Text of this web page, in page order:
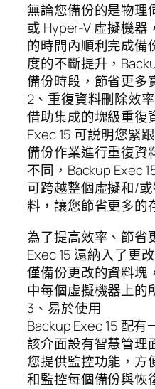
無論您備份的是物理
或 Hyper-V 虛擬機
的時間內順利完成備
度的不斷提升，
備份時段，節省更多
2、重復資料刪除效
借助集成的塊級重復
Exec 15 可説明您緊
備份作業進行重復資
不同，Backup Exec
可跨越整個虛擬和/
料，讓您節省更多的
為了提高效率、節省
Exec 15 還納入了更
僅備份更改的資料塊
中每個虛擬機器上的
3、易於使用
Backup Exec 15 配有
該介面設有智慧管理
您提供監控功能，方
和監控每個備份與恢